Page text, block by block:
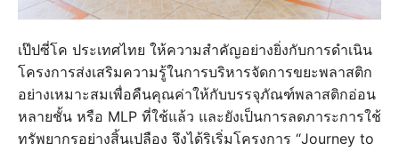
เป๊ปซี่โค ประเทศไทย ให้ความสำคัญอย่างยิ่งกับการดำเนิน
โครงการส่งเสริมความรู้ในการบริหารจัดการขยะพลาสติก
อย่างเหมาะสมเพื่อคืนคุณค่าให้กับบรรจุภัณฑ์พลาสติกอ่อน
หลายชั้น หรือ MLP ที่ใช้แล้ว และยังเป็นการลดภาระการใช้
ทรัพยากรอย่างสิ้นเปลือง จึงได้ริเริ่มโครงการ “Journey to